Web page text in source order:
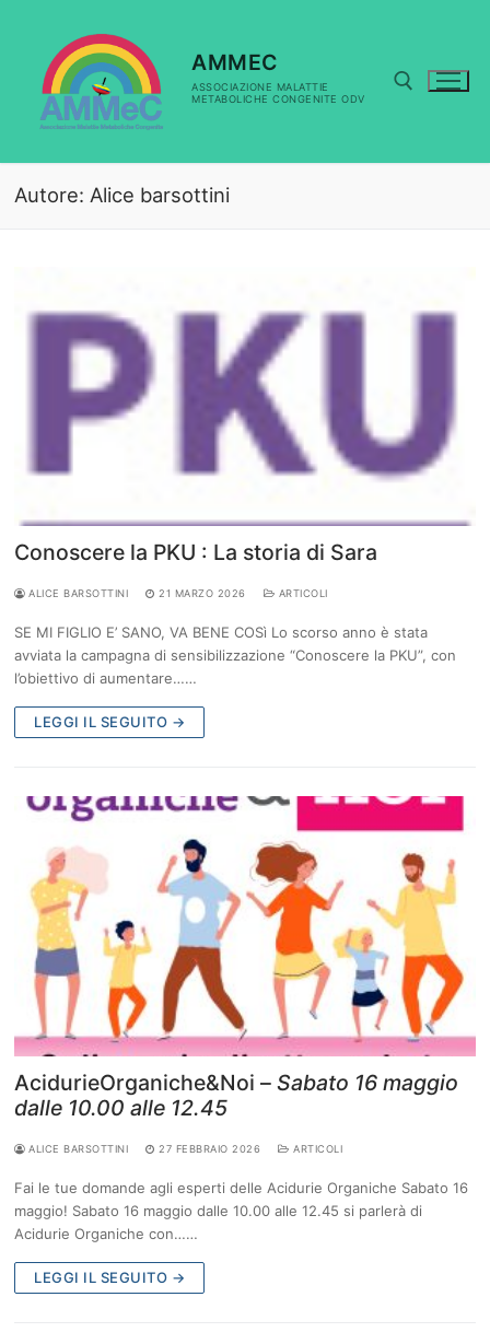
contenuto
AMMEC
ASSOCIAZIONE MALATTIE
METABOLICHE CONGENITE ODV
Cerca:
Autore: Alice barsottini
Conoscere la PKU : La storia di Sara
ALICE BARSOTTINI 21 MARZO 2026 ARTICOLI
SE MI FIGLIO E’ SANO, VA BENE COSì Lo scorso anno è stata
avviata la campagna di sensibilizzazione “Conoscere la PKU”, con
l’obiettivo di aumentare……
LEGGI IL SEGUITO →
AcidurieOrganiche&Noi – Sabato 16 maggio
dalle 10.00 alle 12.45
ALICE BARSOTTINI 27 FEBBRAIO 2026 ARTICOLI
Fai le tue domande agli esperti delle Acidurie Organiche Sabato 16
maggio! Sabato 16 maggio dalle 10.00 alle 12.45 si parlerà di
Acidurie Organiche con……
LEGGI IL SEGUITO →